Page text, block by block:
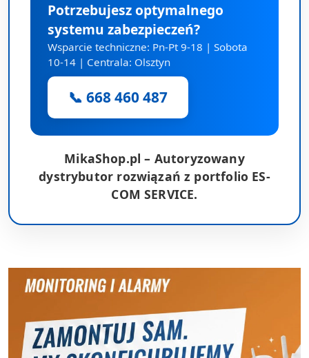
Potrzebujesz optymalnego
systemu zabezpieczeń?
Wsparcie techniczne: Pn-Pt 9-18 | Sobota
10-14 | Centrala: Olsztyn
📞 668 460 487
MikaShop.pl – Autoryzowany
dystrybutor rozwiązań z portfolio ES-
COM SERVICE.